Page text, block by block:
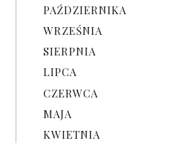
PAŹDZIERNIKA
WRZEŚNIA
SIERPNIA
LIPCA
CZERWCA
MAJA
KWIETNIA